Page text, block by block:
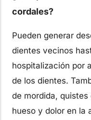
cordales?
Pueden generar
dientes vecinos
hospitalización por
de los dientes.
de mordida,
hueso y dolor en la